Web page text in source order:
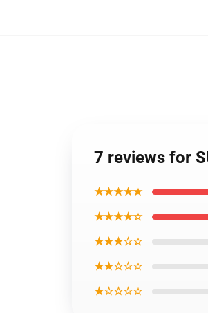
7 reviews for
★★★★★
★★★★☆
★★★☆☆
★★☆☆☆
★☆☆☆☆